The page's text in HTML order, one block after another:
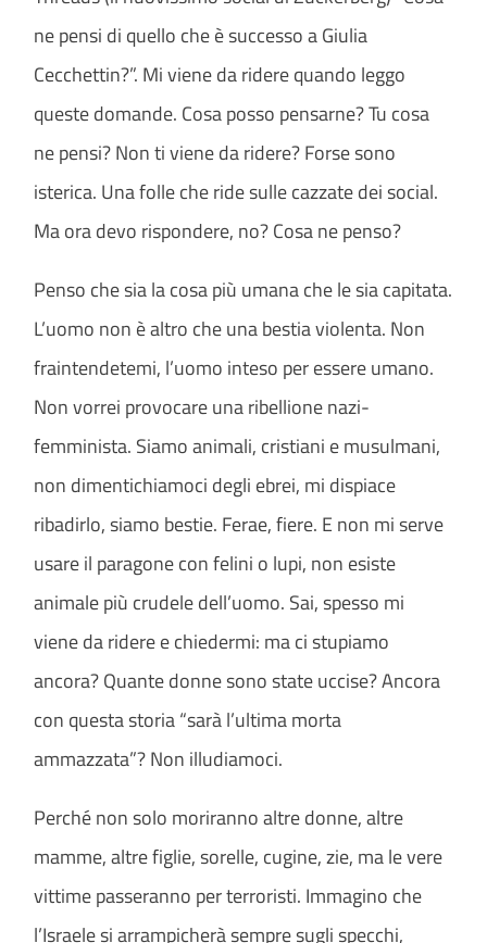
ne pensi di quello che è successo a Giulia
Cecchettin?”. Mi viene da ridere quando leggo
queste domande. Cosa posso pensarne? Tu cosa
ne pensi? Non ti viene da ridere? Forse sono
isterica. Una folle che ride sulle cazzate dei social.
Ma ora devo rispondere, no? Cosa ne penso?
Penso che sia la cosa più umana che le sia capitata.
L’uomo non è altro che una bestia violenta. Non
fraintendetemi, l’uomo inteso per essere umano.
Non vorrei provocare una ribellione nazi-
femminista. Siamo animali, cristiani e musulmani,
non dimentichiamoci degli ebrei, mi dispiace
ribadirlo, siamo bestie. Ferae, fiere. E non mi serve
usare il paragone con felini o lupi, non esiste
animale più crudele dell’uomo. Sai, spesso mi
viene da ridere e chiedermi: ma ci stupiamo
ancora? Quante donne sono state uccise? Ancora
con questa storia “sarà l’ultima morta
ammazzata”? Non illudiamoci.
Perché non solo moriranno altre donne, altre
mamme, altre figlie, sorelle, cugine, zie, ma le vere
vittime passeranno per terroristi. Immagino che
l’Israele si arrampicherà sempre sugli specchi,